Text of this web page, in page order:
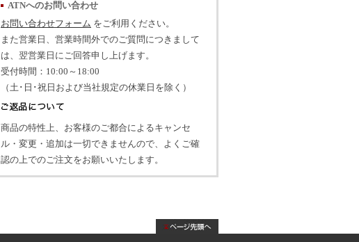
ATNへのお問い合わせ
お問い合わせフォーム をご利用ください。
また営業日、営業時間外でのご質問につきまして
は、翌営業日にご回答申し上げます。
受付時間：10:00～18:00
（土･日･祝日および当社規定の休業日を除く）
商品の特性上、お客様のご都合によるキャンセ
ル・変更・追加は一切できませんので、よくご確
認の上でのご注文をお願いいたします。